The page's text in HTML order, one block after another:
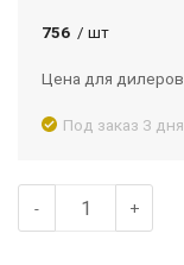
756 / шт
Цена для дилеров
Подробнее
Под заказ 3 дня
- +